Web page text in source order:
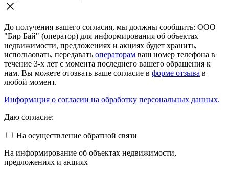
До получения вашего согласия, мы должны сообщить: ООО
"Бир Бай" (оператор) для информирования об объектах
недвижимости, предложениях и акциях будет хранить,
использовать, передавать операторам ваш номер телефона в
течение 3-х лет с момента последнего вашего обращения к
нам. Вы можете отозвать ваше согласие в форме отзыва в
любой момент.
Информация о согласии на обработку персональных данных.
Даю согласие:
На осуществление обратной связи
На информирование об объектах недвижимости,
предложениях и акциях